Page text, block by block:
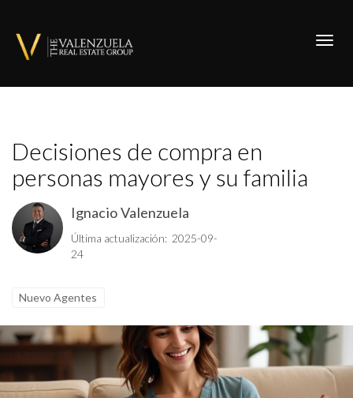
Decisiones de compra en
personas mayores y su familia
Ignacio Valenzuela
Última actualización: 2025-09-
24
Nuevo Agentes